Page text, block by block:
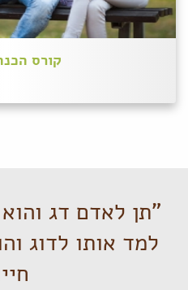
קורס
"תן לאדם דג
למד אותו לדוג